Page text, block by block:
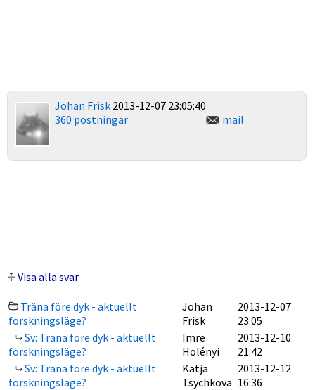
Johan Frisk 2013-12-07 23:05:40
360 postningar
mail
Visa alla svar
Träna före dyk - aktuellt
forskningsläge?
Johan
Frisk
2013-12-07
23:05
Sv: Träna före dyk - aktuellt
forskningsläge?
Imre
Holényi
2013-12-10
21:42
Sv: Träna före dyk - aktuellt
forskningsläge?
Katja
Tsychkova
2013-12-12
16:36